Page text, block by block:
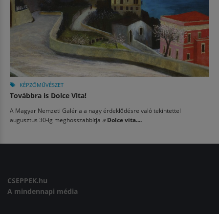
KÉPZŐMŰVÉSZET
Továbbra is Dolce Vita!
A Magyar Nemzeti Galéria a nagy érdeklődésre való tekintettel
augusztus 30-ig meghosszabbítja a Dolce vita....
CSEPPEK.hu
A mindennapi média